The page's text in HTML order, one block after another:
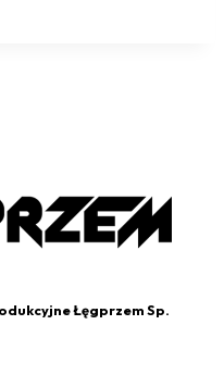
Łęgprzem Sp.